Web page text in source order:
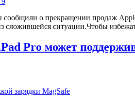
сообщили о прекращении продаж
сложившейся ситуации.Чтобы
Pro может